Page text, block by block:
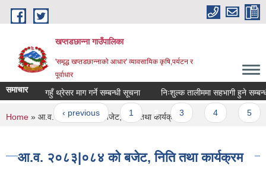
Skip to main content
खप्तडछान्ना गाउँपालिका
'समृद्ध खप्तडछान्नाको आधार' व्यावसायिक कृषि,पर्यटन र
पूर्वाधार
समाचार
अनुदानमा गहुँ थ्रेसर माग गर्ने सम्बन्धी सूचना निःशुल्क तालीममा सहभागी हुने सम्बन्धी
« first ‹ previous 1 2 3
You are here
Home » आ.व. २०८३|०८४ को बजेट, निति तथा कार्यक्रम
आ.व. २०८३|०८४ को बजेट, निति तथा कार्यक्रम